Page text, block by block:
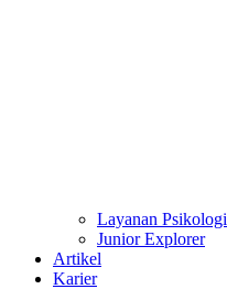
Layanan Psikologi
Junior Explorer
Artikel
Karier